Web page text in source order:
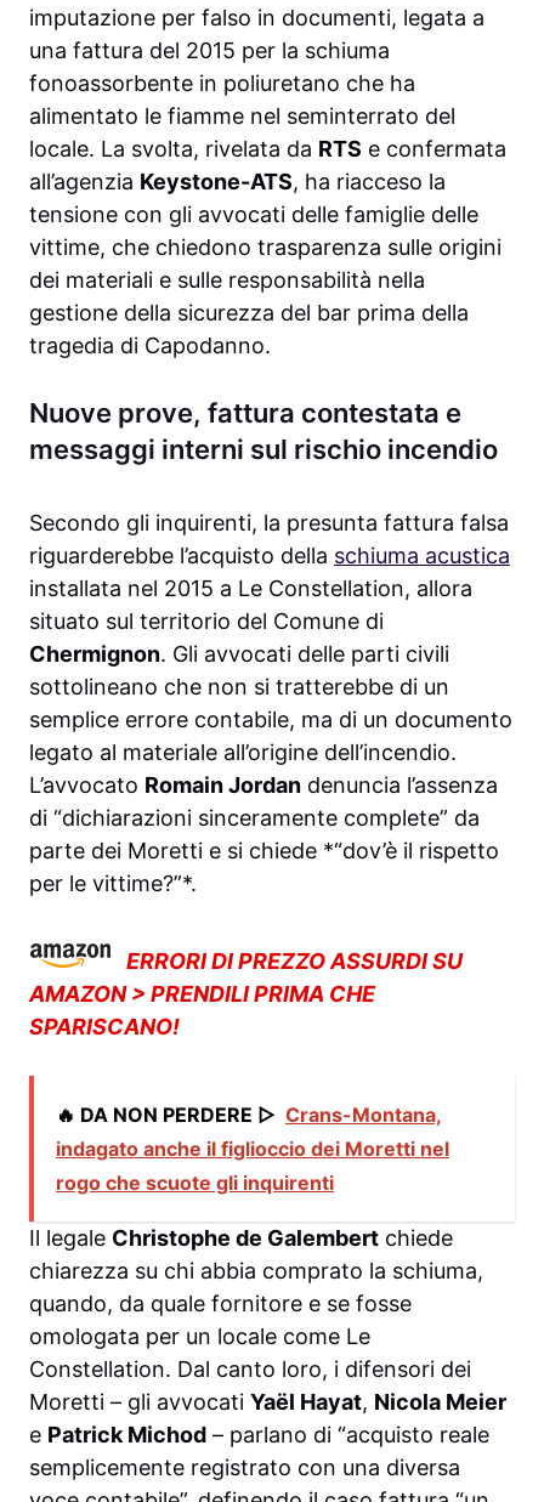
imputazione per falso in documenti, legata a
una fattura del 2015 per la schiuma
fonoassorbente in poliuretano che ha
alimentato le fiamme nel seminterrato del
locale. La svolta, rivelata da RTS e confermata
all’agenzia Keystone-ATS, ha riacceso la
tensione con gli avvocati delle famiglie delle
vittime, che chiedono trasparenza sulle origini
dei materiali e sulle responsabilità nella
gestione della sicurezza del bar prima della
tragedia di Capodanno.
Nuove prove, fattura contestata e
messaggi interni sul rischio incendio
Secondo gli inquirenti, la presunta fattura falsa
riguarderebbe l’acquisto della schiuma acustica
installata nel 2015 a Le Constellation, allora
situato sul territorio del Comune di
Chermignon. Gli avvocati delle parti civili
sottolineano che non si tratterebbe di un
semplice errore contabile, ma di un documento
legato al materiale all’origine dell’incendio.
L’avvocato Romain Jordan denuncia l’assenza
di “dichiarazioni sinceramente complete” da
parte dei Moretti e si chiede *“dov’è il rispetto
per le vittime?”*.
ERRORI DI PREZZO ASSURDI SU
AMAZON > PRENDILI PRIMA CHE
SPARISCANO!
🔥 DA NON PERDERE ▷ Crans-Montana,
indagato anche il figlioccio dei Moretti nel
rogo che scuote gli inquirenti
Il legale Christophe de Galembert chiede
chiarezza su chi abbia comprato la schiuma,
quando, da quale fornitore e se fosse
omologata per un locale come Le
Constellation. Dal canto loro, i difensori dei
Moretti – gli avvocati Yaël Hayat, Nicola Meier
e Patrick Michod – parlano di “acquisto reale
semplicemente registrato con una diversa